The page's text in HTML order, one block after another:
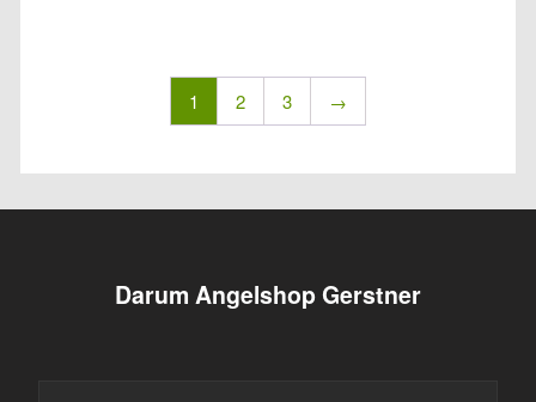
1 2 3 →
Darum Angelshop Gerstner